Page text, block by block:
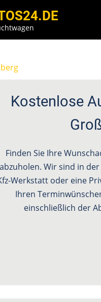
Kostenlose
Finden Sie Ihre
abzuholen. Wir sind in
Werkstatt oder eine
Ihren
einschließlich der